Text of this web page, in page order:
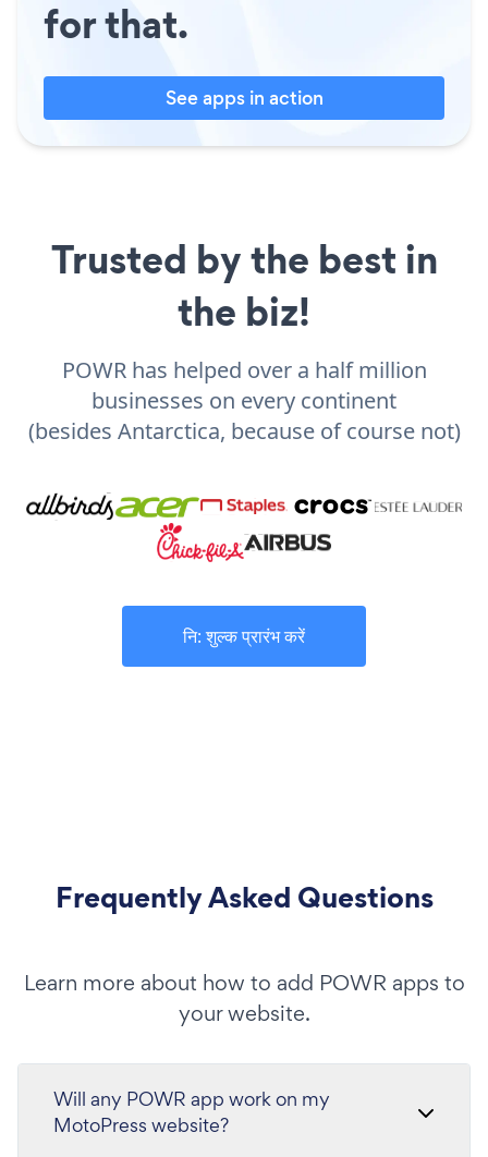
for that.
See apps in action
Trusted by the best in
the biz!
POWR has helped over a half million
businesses on every continent
(besides Antarctica, because of course not)
नि: शुल्क प्रारंभ करें
Frequently Asked Questions
Learn more about how to add POWR apps to
your website.
Will any POWR app work on my
MotoPress website?